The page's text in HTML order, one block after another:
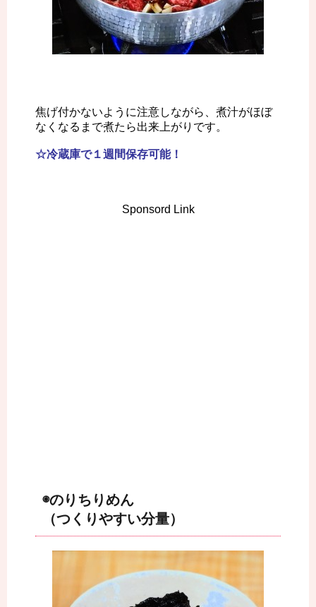
焦げ付かないように注意しながら、煮汁がほぼ
なくなるまで煮たら出来上がりです。
☆冷蔵庫で１週間保存可能！
Sponsord Link
◉のりちりめん
（つくりやすい分量）